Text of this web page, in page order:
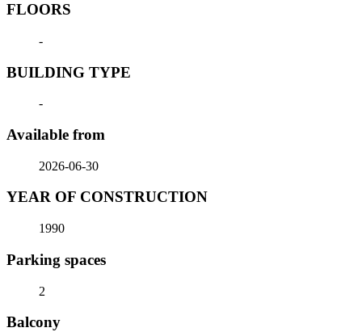
FLOORS
-
BUILDING TYPE
-
Available from
2026-06-30
YEAR OF CONSTRUCTION
1990
Parking spaces
2
Balcony